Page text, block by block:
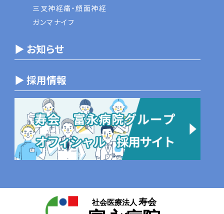
三叉神経痛・顔面神経
ガンマナイフ
▶ お知らせ
▶ 採用情報
社会医療法人 寿会